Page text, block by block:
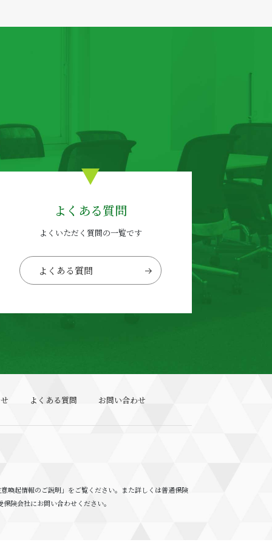
よくある質問
よくいただく質問の一覧です
よくある質問
よくある質問 お問い合わせ
喚起情報のご説明」をご覧ください。また詳しくは普通保険
険会社にお問い合わせください。